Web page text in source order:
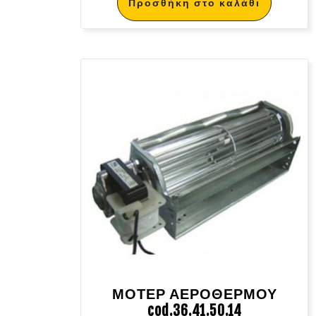
Προσθήκη στο καλάθι
ΜΟΤΕΡ ΑΕΡΟΘΕΡΜΟΥ
cod.36.41.50.14